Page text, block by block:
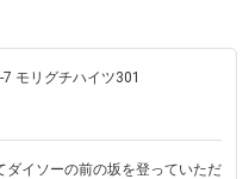
モリグチハイツ301
ダイソーの前の坂を登っていただ